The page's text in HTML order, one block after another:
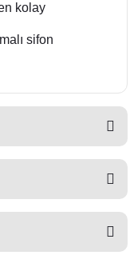
kolay
sifon